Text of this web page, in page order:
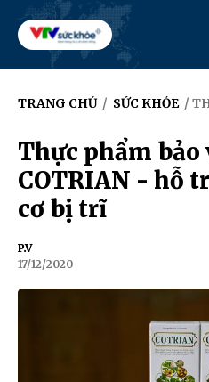
TRANG CHỦ / SỨC KHỎE / THỰC
Thực phẩm bảo
COTRIAN - hỗ
cơ bị trĩ
P.V
17/12/2020